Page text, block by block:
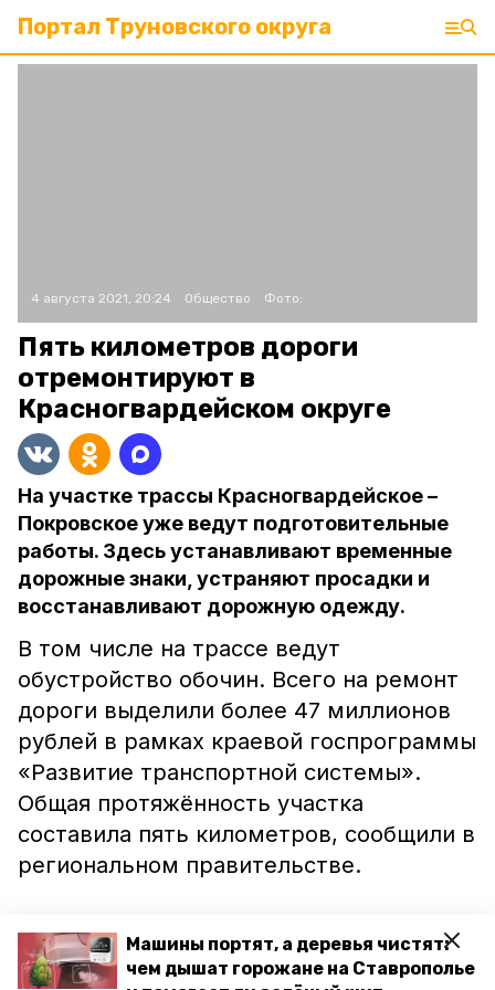
Машины портят, а деревья чистят:
чем дышат горожане на Ставрополье
Портал Труновского округа
4 августа 2021, 20:24 Общество Фото:
Пять километров дороги
отремонтируют в
Красногвардейском округе
На участке трассы Красногвардейское –
Покровское уже ведут подготовительные
работы. Здесь устанавливают временные
дорожные знаки, устраняют просадки и
восстанавливают дорожную одежду.
В том числе на трассе ведут
обустройство обочин. Всего на ремонт
дороги выделили более 47 миллионов
рублей в рамках краевой госпрограммы
«Развитие транспортной системы».
Общая протяжённость участка
составила пять километров, сообщили в
региональном правительстве.
отремонтируют 600 километров дорог
в рамках госпрограммы и нацпроекта